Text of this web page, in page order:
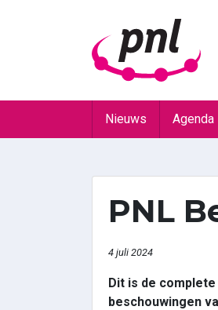
Nieuws Agenda
PNL
4 juli 2024
Dit is de
beschouwingen